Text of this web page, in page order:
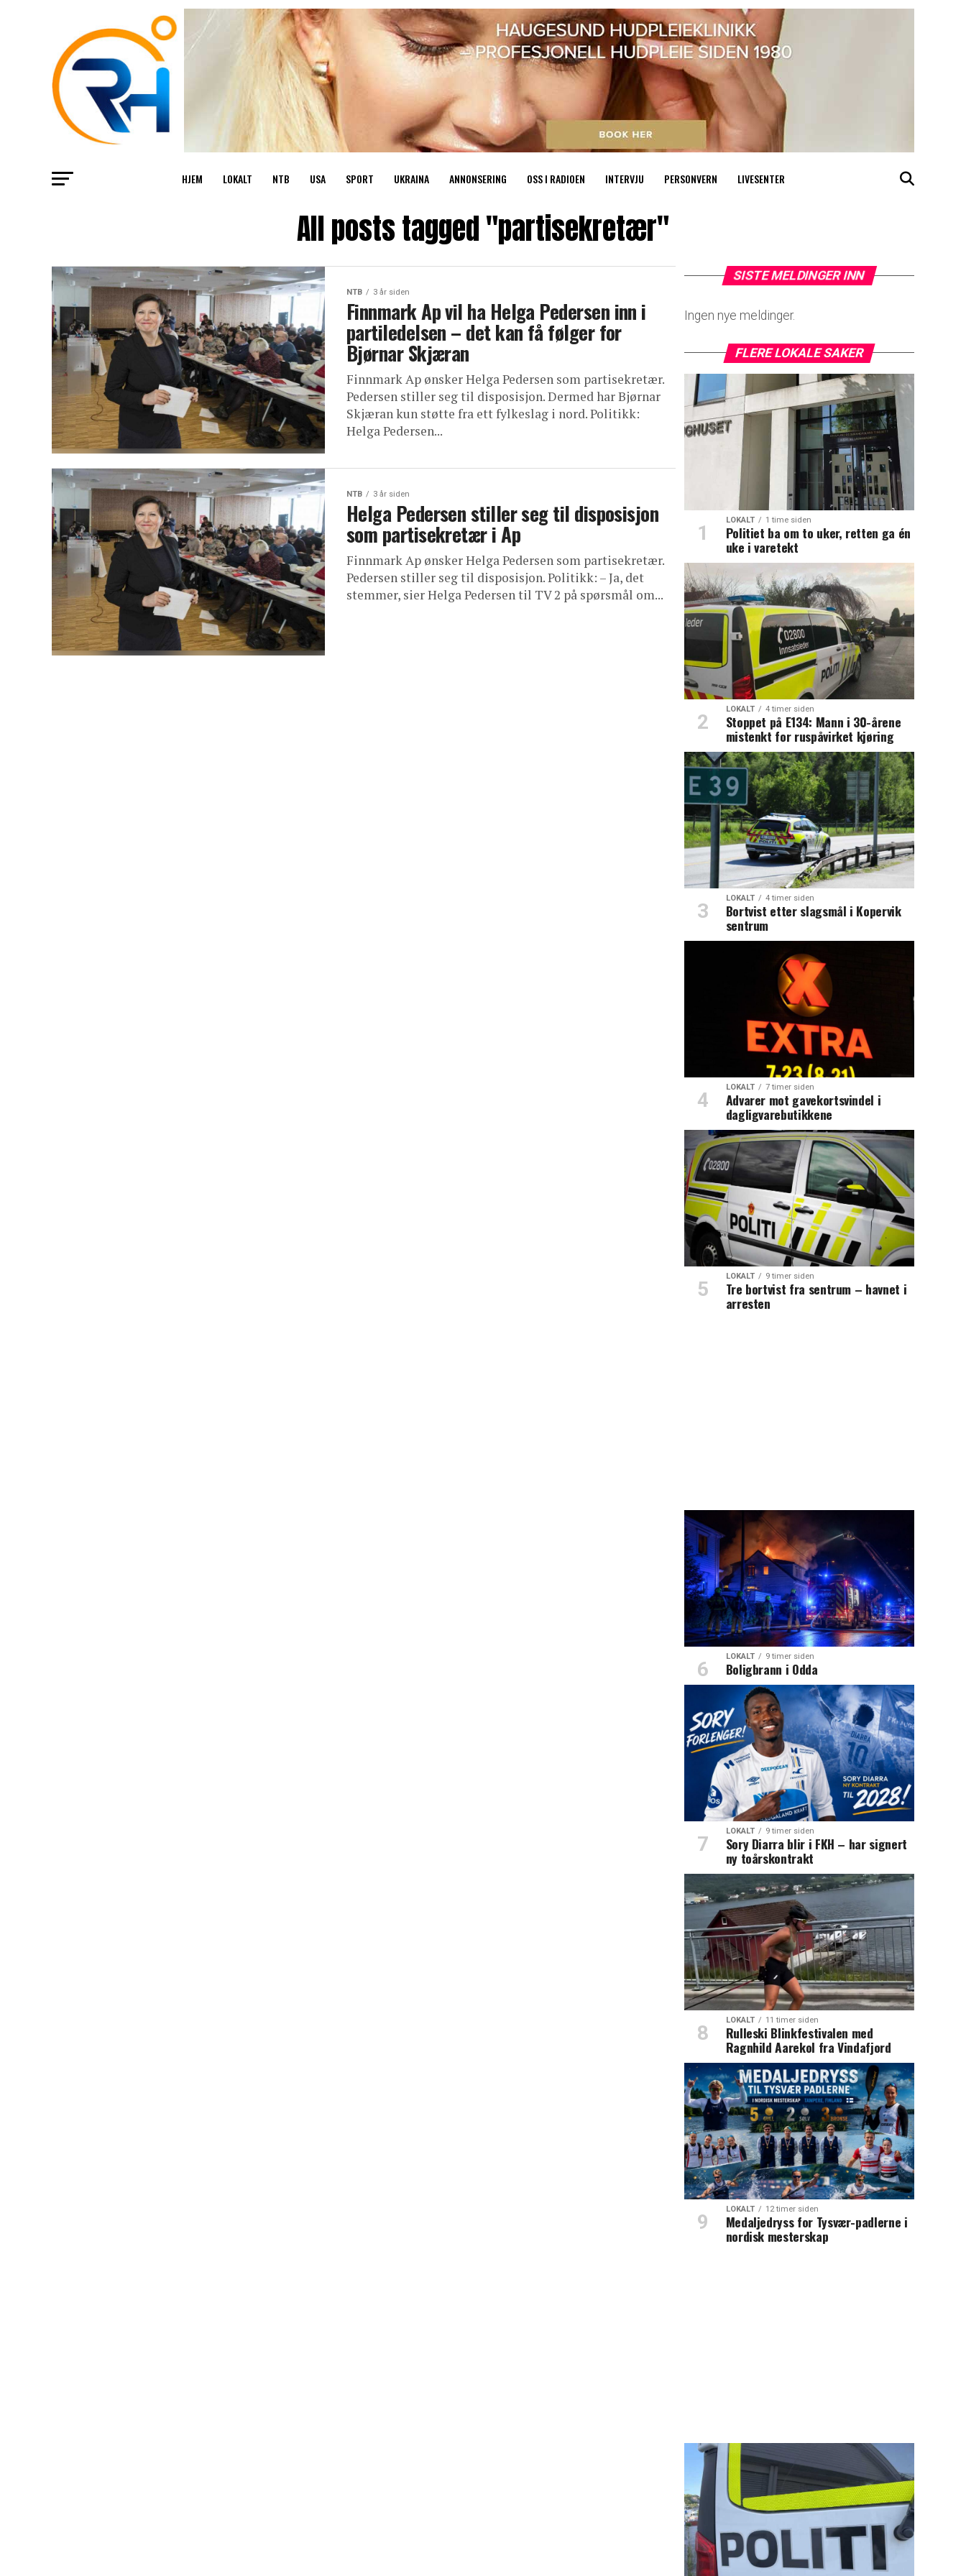
HJEM LOKALT NTB USA SPORT UKRAINA ANNONSERING OSS I RADIOEN INTERVJU PERSONVERN LIVESENTER
All posts tagged "partisekretær"
NTB 3 år siden
Finnmark Ap vil ha Helga Pedersen inn i
partiledelsen – det kan få følger for
Bjørnar Skjæran
Finnmark Ap ønsker Helga Pedersen som partisekretær.
Pedersen stiller seg til disposisjon. Dermed har Bjørnar
Skjæran kun støtte fra ett fylkeslag i nord. Politikk:
Helga Pedersen...
NTB 3 år siden
Helga Pedersen stiller seg til disposisjon
som partisekretær i Ap
Finnmark Ap ønsker Helga Pedersen som partisekretær.
Pedersen stiller seg til disposisjon. Politikk: – Ja, det
stemmer, sier Helga Pedersen til TV 2 på spørsmål om...
SISTE MELDINGER INN
Ingen nye meldinger.
FLERE LOKALE SAKER
LOKALT 1 time siden
Politiet ba om to uker, retten ga én
uke i varetekt
LOKALT 4 timer siden
Stoppet på E134: Mann i 30-årene
mistenkt for ruspåvirket kjøring
LOKALT 4 timer siden
Bortvist etter slagsmål i Kopervik
sentrum
LOKALT 7 timer siden
Advarer mot gavekortsvindel i
dagligvarebutikkene
LOKALT 9 timer siden
Tre bortvist fra sentrum – havnet i
arresten
LOKALT 9 timer siden
Boligbrann i Odda
LOKALT 9 timer siden
Sory Diarra blir i FKH – har signert
ny toårskontrakt
LOKALT 11 timer siden
Rulleski Blinkfestivalen med
Ragnhild Aarekol fra Vindafjord
LOKALT 12 timer siden
Medaljedryss for Tysvær-padlerne i
nordisk mesterskap